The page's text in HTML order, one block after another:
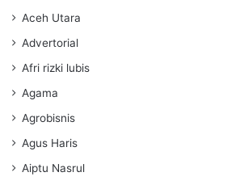
Aceh Utara
Advertorial
Afri rizki lubis
Agama
Agrobisnis
Agus Haris
Aiptu Nasrul